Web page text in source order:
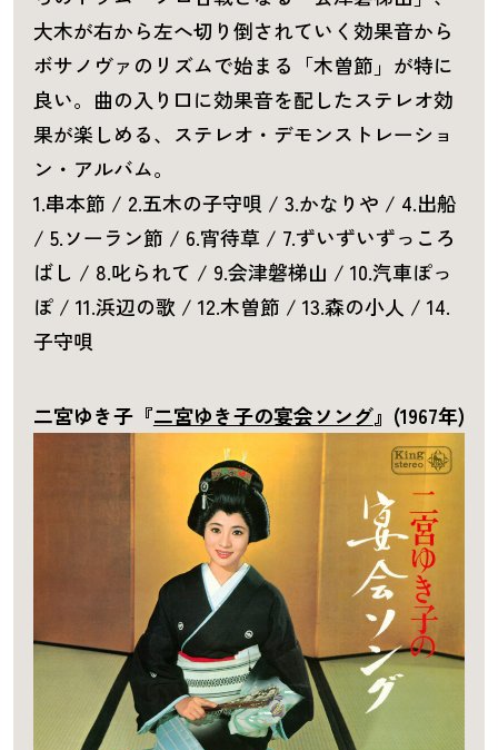
大木が右から左へ切り倒されていく効果音から
ボサノヴァのリズムで始まる「木曽節」が特に
良い。曲の入り口に効果音を配したステレオ効
果が楽しめる、ステレオ・デモンストレーショ
ン・アルバム。
1.串本節 / 2.五木の子守唄 / 3.かなりや / 4.出船
/ 5.ソーラン節 / 6.宵待草 / 7.ずいずいずっころ
ばし / 8.叱られて / 9.会津磐梯山 / 10.汽車ぽっ
ぽ / 11.浜辺の歌 / 12.木曽節 / 13.森の小人 / 14.
子守唄
二宮ゆき子『二宮ゆき子の宴会ソング』(1967年)